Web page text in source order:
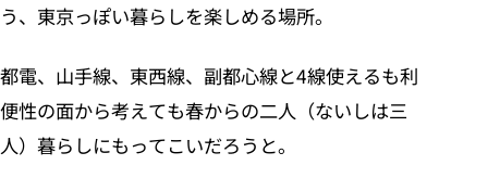
う、東京っぽい暮らしを楽しめる場所。
都電、山手線、東西線、副都心線と4線使えるも利
便性の面から考えても春からの二人（ないしは三
人）暮らしにもってこいだろうと。